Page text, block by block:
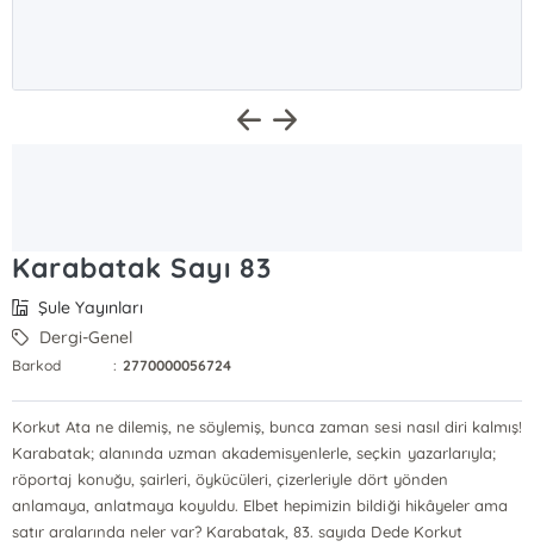
Karabatak Sayı 83
Şule Yayınları
Dergi-Genel
Barkod : 2770000056724
Korkut Ata ne dilemiş, ne söylemiş, bunca zaman sesi nasıl diri kalmış!
Karabatak; alanında uzman akademisyenlerle, seçkin yazarlarıyla;
röportaj konuğu, şairleri, öykücüleri, çizerleriyle dört yönden
anlamaya, anlatmaya koyuldu. Elbet hepimizin bildiği hikâyeler ama
satır aralarında neler var? Karabatak, 83. sayıda Dede Korkut